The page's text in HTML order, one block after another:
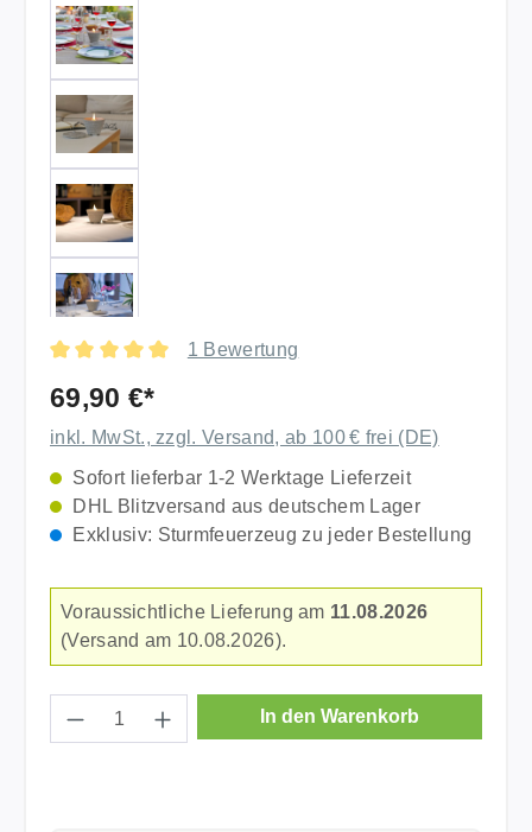
1 Bewertung
69,90 €*
inkl. MwSt., zzgl. Versand, ab 100 € frei (DE)
Sofort lieferbar 1-2 Werktage Lieferzeit
DHL Blitzversand aus deutschem Lager
Exklusiv: Sturmfeuerzeug zu jeder Bestellung
Voraussichtliche Lieferung am 11.08.2026
(Versand am 10.08.2026).
Produkt Anzahl: Gib den gewünschten
In den Warenkorb